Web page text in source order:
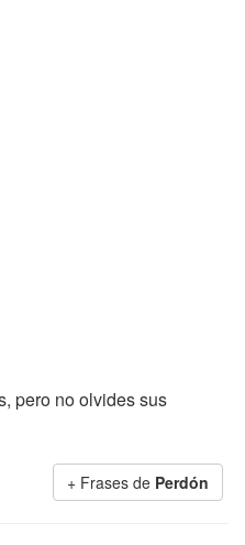
pero no olvides sus
+ Frases de Perdón